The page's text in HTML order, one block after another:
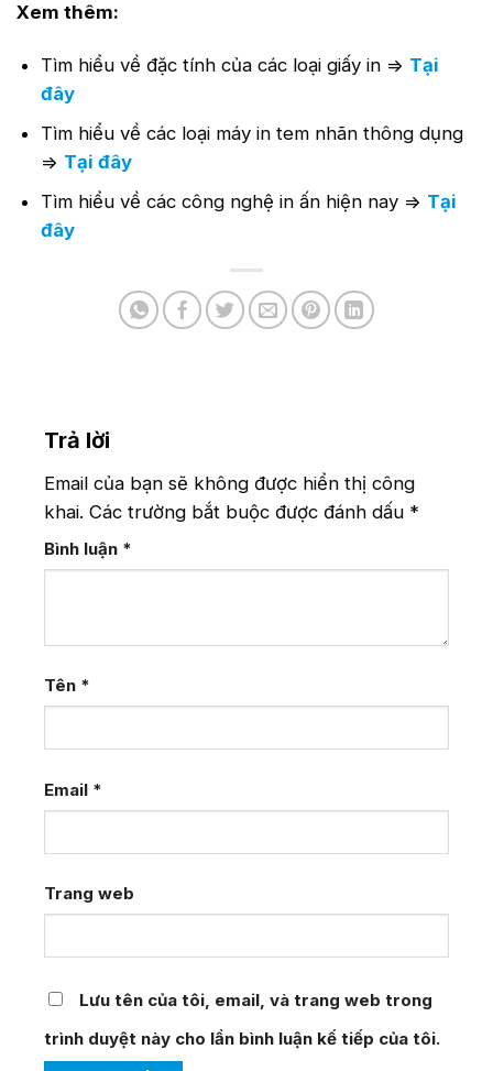
Xem thêm:
Tìm hiểu về đặc tính của các loại giấy in => Tại
đây
Tìm hiểu về các loại máy in tem nhãn thông dụng
=> Tại đây
Tìm hiểu về các công nghệ in ấn hiện nay => Tại
đây
Trả lời
Email của bạn sẽ không được hiển thị công
khai. Các trường bắt buộc được đánh dấu *
Bình luận *
Tên *
Email *
Trang web
Lưu tên của tôi, email, và trang web trong
trình duyệt này cho lần bình luận kế tiếp của tôi.